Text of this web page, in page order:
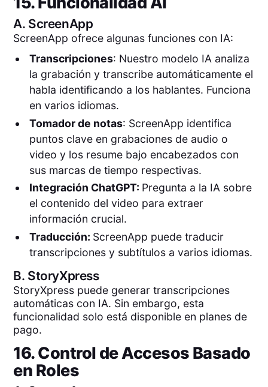
A. ScreenApp
ScreenApp ofrece algunas funciones con IA:
Transcripciones: Nuestro modelo IA analiza
la grabación y transcribe automáticamente el
habla identificando a los hablantes. Funciona
en varios idiomas.
Tomador de notas: ScreenApp identifica
puntos clave en grabaciones de audio o
video y los resume bajo encabezados con
sus marcas de tiempo respectivas.
Integración ChatGPT: Pregunta a la IA sobre
el contenido del video para extraer
información crucial.
Traducción: ScreenApp puede traducir
transcripciones y subtítulos a varios idiomas.
B. StoryXpress
StoryXpress puede generar transcripciones
automáticas con IA. Sin embargo, esta
funcionalidad solo está disponible en planes de
pago.
16. Control de Accesos Basado
en Roles